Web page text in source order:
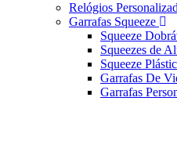
Relógios
Garrafas Squeeze
Squeeze
Squeezes de
Squeeze
Garrafas De
Garrafas